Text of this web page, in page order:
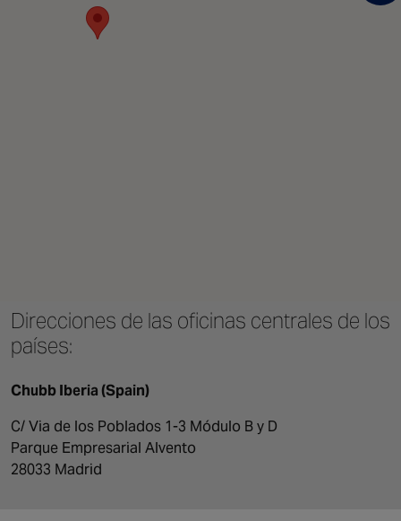
Direcciones de las oficinas centrales de los
países:
Chubb Iberia (Spain)
C/ Via de los Poblados 1-3 Módulo B y D
Parque Empresarial Alvento
28033 Madrid